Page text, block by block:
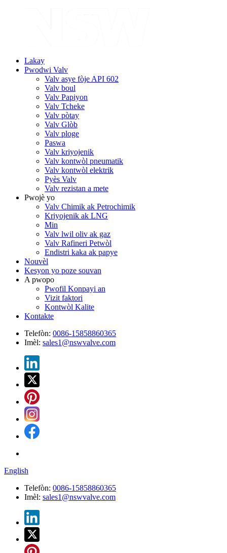
Lakay
Pwodwi Valv
Valv asye fòje API 602
Valv boul
Valv Papiyon
Valv Tcheke
Valv pòtay
Valv Glòb
Valv ploge
Paswa
Valv kriyojenik
Valv kontwòl pneumatik
Valv kontwòl elektrik
Pyès Valv
Valv rezistan a mete
Pwojè yo
Valv Chimik ak Petrochimik
Kriyojenik ak LNG
Min
Valv lwil oliv ak gaz
Valv Rafineri Petwòl
Endistri kaka ak papye
Nouvèl
Kesyon yo poze souvan
A pwopo
Pwofil Konpayi an
Vizit faktori
Kontwòl Kalite
Kontakte
Telefòn: 0086-15858860365
Imèl: sales1@nswvalve.com
English
Telefòn: 0086-15858860365
Imèl: sales1@nswvalve.com